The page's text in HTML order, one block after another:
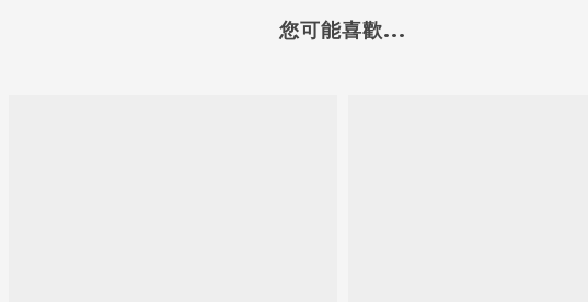
您可能喜歡...